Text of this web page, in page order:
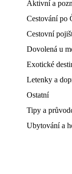
Aktivní a
Cestování po
Cestovní
Dovolená u
Exotické
Letenky a
Ostatní
Tipy a
Ubytování a